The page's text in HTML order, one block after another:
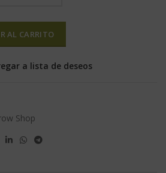
AL CARRITO
a lista de deseos
Shop